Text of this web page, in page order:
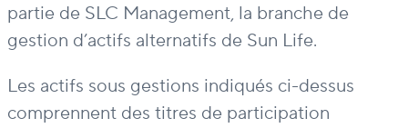
partie de SLC Management, la branche de
gestion d’actifs alternatifs de Sun Life.
Les actifs sous gestions indiqués ci-dessus
comprennent des titres de participation